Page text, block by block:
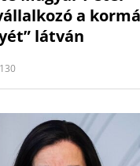
a
látván
130